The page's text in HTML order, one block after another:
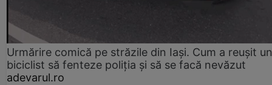
Urmărire comică pe străzile din Iași. Cum a reușit un
biciclist să fenteze poliția și să se facă nevăzut
adevarul.ro